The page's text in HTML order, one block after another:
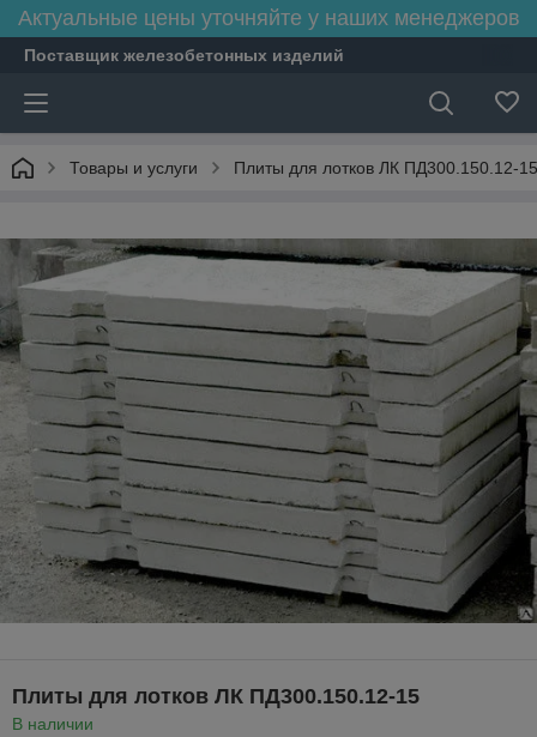
Актуальные цены уточняйте у наших менеджеров
Поставщик железобетонных изделий
Товары и услуги Плиты для лотков ЛК ПД300.150.12-15
Плиты для лотков ЛК ПД300.150.12-15
В наличии